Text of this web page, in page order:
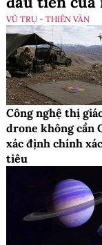
VŨ TRỤ - THIÊN VĂN
Công nghệ thị
drone không cần
xác định chính
tiêu